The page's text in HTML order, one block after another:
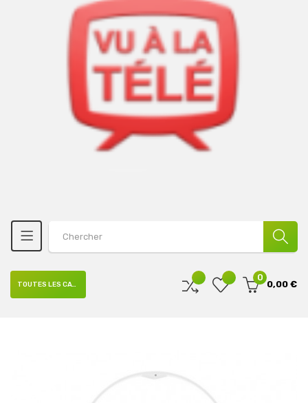
0
0,00 €
TOUTES LES CATÉGORIES